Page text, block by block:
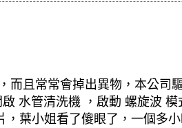
而且常常會掉出異物，本公
水管清洗機 ，啟動 螺旋波
葉小姐看了傻眼了，一個多